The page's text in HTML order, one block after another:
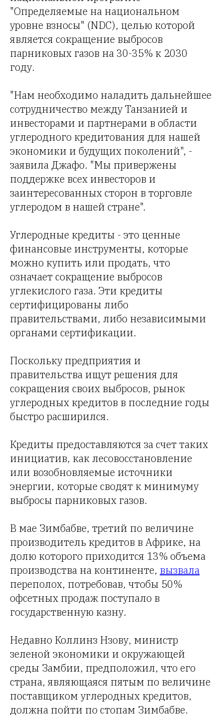
"Определяемые на национальном
уровне взносы" (NDC), целью которой
является сокращение выбросов
парниковых газов на 30-35% к 2030
году.
"Нам необходимо наладить дальнейшее
сотрудничество между Танзанией и
инвесторами и партнерами в области
углеродного кредитования для нашей
экономики и будущих поколений", -
заявила Джафо. "Мы привержены
поддержке всех инвесторов и
заинтересованных сторон в торговле
углеродом в нашей стране".
Углеродные кредиты - это ценные
финансовые инструменты, которые
можно купить или продать, что
означает сокращение выбросов
углекислого газа. Эти кредиты
сертифицированы либо
правительствами, либо независимыми
органами сертификации.
Поскольку предприятия и
правительства ищут решения для
сокращения своих выбросов, рынок
углеродных кредитов в последние годы
быстро расширился.
Кредиты предоставляются за счет таких
инициатив, как лесовосстановление
или возобновляемые источники
энергии, которые сводят к минимуму
выбросы парниковых газов.
В мае Зимбабве, третий по величине
производитель кредитов в Африке, на
долю которого приходится 13% объема
производства на континенте, вызвала
переполох, потребовав, чтобы 50%
офсетных продаж поступало в
государственную казну.
Недавно Коллинз Нзову, министр
зеленой экономики и окружающей
среды Замбии, предположил, что его
страна, являющаяся пятым по величине
поставщиком углеродных кредитов,
должна пойти по стопам Зимбабве.